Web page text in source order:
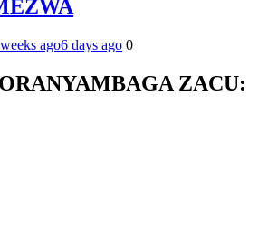
ago6 days ago 0
ZACU: